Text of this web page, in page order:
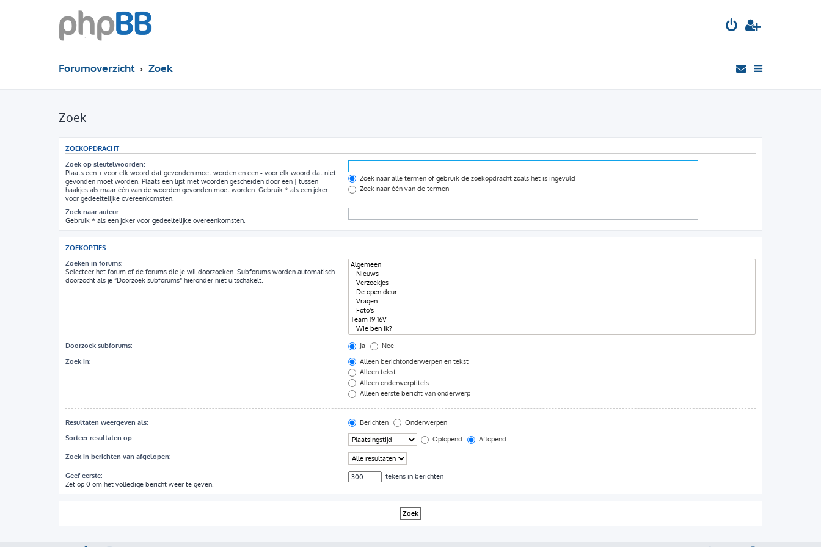
Forumoverzicht Zoek
Zoek
ZOEKOPDRACHT
Zoek op sleutelwoorden:
Plaats een + voor elk woord dat gevonden moet worden en een - voor elk woord dat niet
gevonden moet worden. Plaats een lijst met woorden gescheiden door een | tussen
haakjes als maar één van de woorden gevonden moet worden. Gebruik * als een joker
voor gedeeltelijke overeenkomsten.
Zoek naar alle termen of gebruik de zoekopdracht zoals het is ingevuld
Zoek naar één van de termen
Zoek naar auteur:
Gebruik * als een joker voor gedeeltelijke overeenkomsten.
ZOEKOPTIES
Zoeken in forums:
Selecteer het forum of de forums die je wil doorzoeken. Subforums worden automatisch
doorzocht als je “Doorzoek subforums“ hieronder niet uitschakelt.
Doorzoek subforums: Ja
Nee
Zoek in:
Alleen berichtonderwerpen en tekst
Alleen tekst
Alleen onderwerptitels
Alleen eerste bericht van onderwerp
Resultaten weergeven als: Berichten
Onderwerpen
Sorteer resultaten op:
Oplopend Aflopend
Zoek in berichten van afgelopen:
Geef eerste:
Zet op 0 om het volledige bericht weer te geven.
tekens in berichten